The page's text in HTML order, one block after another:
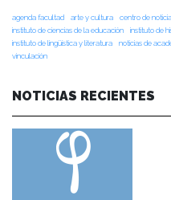
agenda facultad arte y cultura centro de
instituto de ciencias de la educación
instituto de
instituto de lingüística y literatura
noticias de
vinculación
NOTICIAS RECIENTES